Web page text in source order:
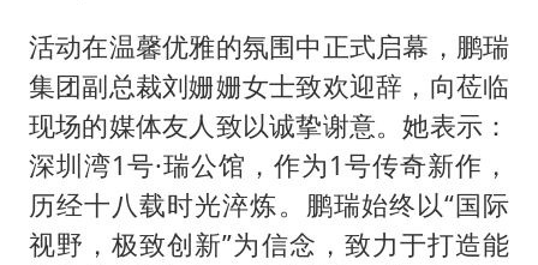
车企回归实体按键
上半年国内手机销量TOP30出炉
中国代表队首次参加国际核科学奥赛 获一金三银
夏日经济乘“热”而上 消费市场向“新”而行
乐享全民健身 共筑健康中国
活动在温馨优雅的氛围中正式启幕，鹏瑞
集团副总裁刘姗姗女士致欢迎辞，向莅临
现场的媒体友人致以诚挚谢意。她表示：
深圳湾1号·瑞公馆，作为1号传奇新作，
历经十八载时光淬炼。鹏瑞始终以“国际
视野，极致创新”为信念，致力于打造能